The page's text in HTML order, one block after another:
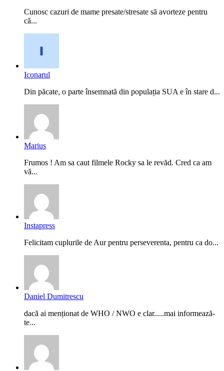
Cunosc cazuri de mame presate/stresate să avorteze pentru
că...
Iconarul
Din păcate, o parte însemnată din populația SUA e în stare d...
Marius
Frumos ! Am sa caut filmele Rocky sa le revăd. Cred ca am
vă...
Instapress
Felicitam cuplurile de Aur pentru perseverenta, pentru ca do...
Daniel Dumitrescu
dacă ai menționat de WHO / NWO e clar.....mai informează-
te...